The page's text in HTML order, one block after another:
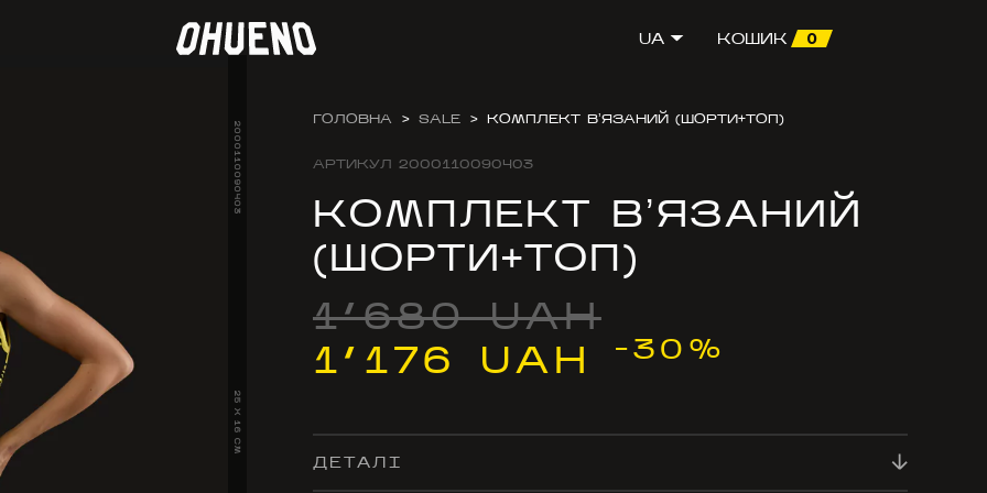
UA КОШИК 0
2000110090403
25 X 16 CM
ГОЛОВНА > SALE > КОМПЛЕКТ ВʼЯЗАНИЙ (ШОРТИ+ТОП)
АРТИКУЛ 2000110090403
КОМПЛЕКТ ВʼЯЗАНИЙ
(ШОРТИ+ТОП)
1’680 UAH
1’176 UAH
-30%
ДЕТАЛІ